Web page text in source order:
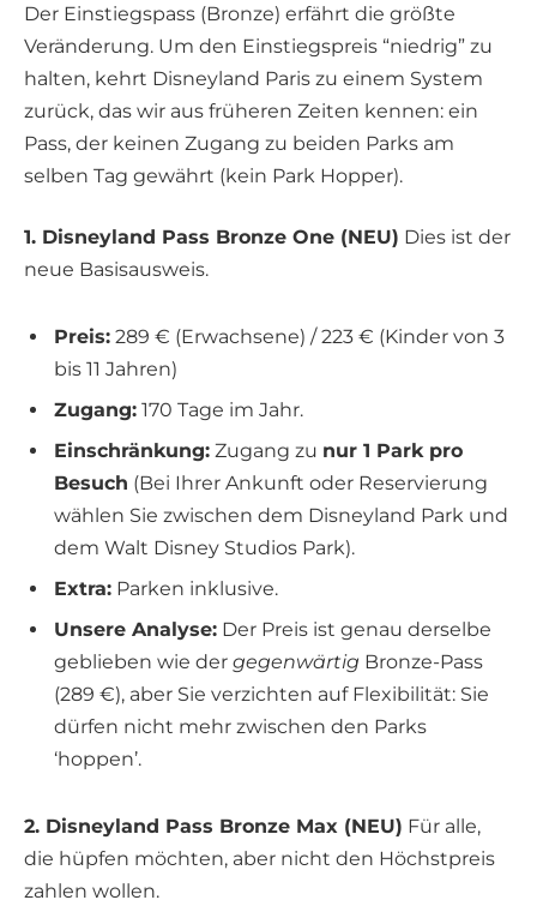
Der Einstiegspass (Bronze) erfährt die größte
Veränderung. Um den Einstiegspreis “niedrig” zu
halten, kehrt Disneyland Paris zu einem System
zurück, das wir aus früheren Zeiten kennen: ein
Pass, der keinen Zugang zu beiden Parks am
selben Tag gewährt (kein Park Hopper).
1. Disneyland Pass Bronze One (NEU) Dies ist der
neue Basisausweis.
Preis: 289 € (Erwachsene) / 223 € (Kinder von 3
bis 11 Jahren)
Zugang: 170 Tage im Jahr.
Einschränkung: Zugang zu nur 1 Park pro
Besuch (Bei Ihrer Ankunft oder Reservierung
wählen Sie zwischen dem Disneyland Park und
dem Walt Disney Studios Park).
Extra: Parken inklusive.
Unsere Analyse: Der Preis ist genau derselbe
geblieben wie der gegenwärtig Bronze-Pass
(289 €), aber Sie verzichten auf Flexibilität: Sie
dürfen nicht mehr zwischen den Parks
‘hoppen’.
2. Disneyland Pass Bronze Max (NEU) Für alle,
die hüpfen möchten, aber nicht den Höchstpreis
zahlen wollen.